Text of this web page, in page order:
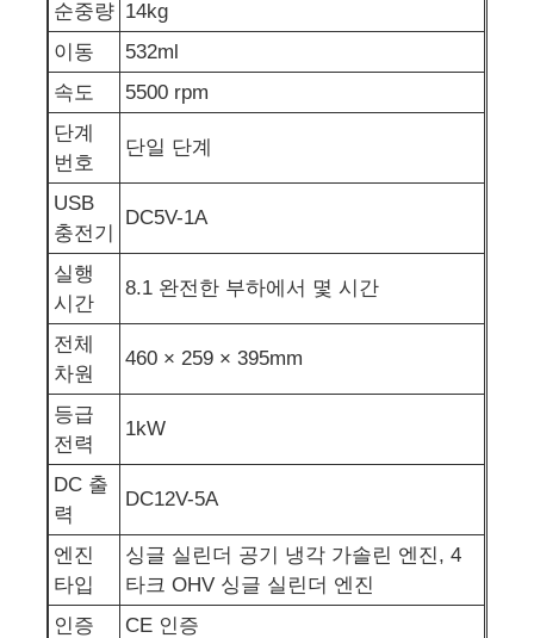
발전기 세트에 방음 장치를 하세요
가정용 생성기
덮개 발전기 세트
저소음 발생기
발전기 유지보수
용접 발전기 세트
발전기 디젤 엔진
하수 펌프
순중량 14kg
이동
532ml
속도
5500 rpm
단계
번호
단일 단계
USB
충전기
DC5V-1A
실행
시간
8.1 완전한 부하에서 몇 시간
전체
차원
460 × 259 × 395mm
등급
전력
1kW
DC 출
력
DC12V-5A
엔진
타입
싱글 실린더 공기 냉각 가솔린 엔진, 4
타크 OHV 싱글 실린더 엔진
인증
CE 인증